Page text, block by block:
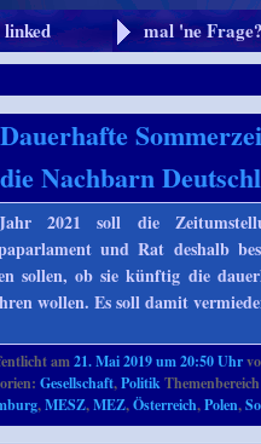
linked
mal 'ne
Dauerhafte
die Nachbarn
2021 soll die
und Rat deshalb
sollen, ob sie künftig die
wollen. Es soll damit
am21. Mai 2019 um 20:50 Uhr
Gesellschaft,Politik
,MESZ,MEZ,Österreich,Polen,